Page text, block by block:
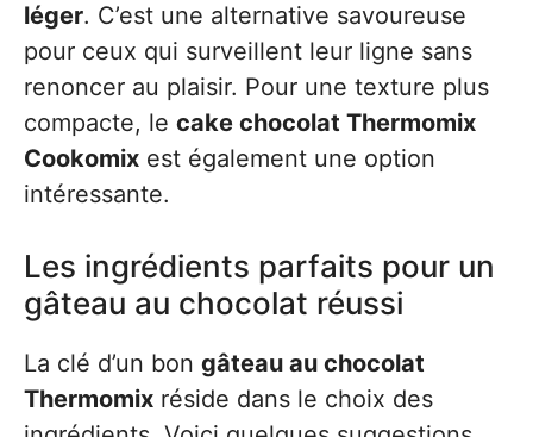
léger. C’est une alternative savoureuse
pour ceux qui surveillent leur ligne sans
renoncer au plaisir. Pour une texture plus
compacte, le cake chocolat Thermomix
Cookomix est également une option
intéressante.
Les ingrédients parfaits pour un
gâteau au chocolat réussi
La clé d’un bon gâteau au chocolat
Thermomix réside dans le choix des